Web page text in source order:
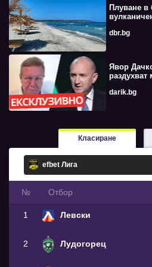
Плуване в
dbr.bg
Явор
раздухват
darik.bg
Класиране
№ Oтбор
1 Левски
2 Лудогорец